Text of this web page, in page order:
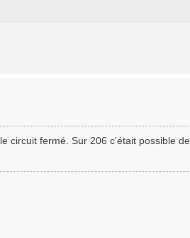
circuit fermé. Sur 206 c'était possible de